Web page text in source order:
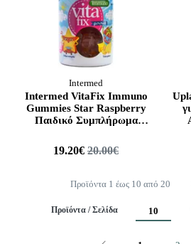
Intermed
Intermed VitaFix Immuno
Gummies Star Raspberry
Παιδικό Συμπλήρωμα
του Ανοσοποιητικού σε
Ζελεδάκια με Σχήμα
Σμέουρο, Συσκευασία με
60τεμ
19.20€ 20.00€
Προϊόντα 1 έως 10 από 20
Προϊόντα / Σελίδα 10